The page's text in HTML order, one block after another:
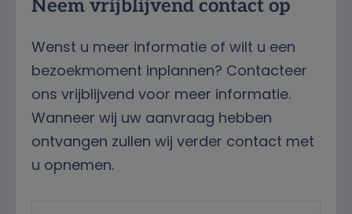
Neem vrijblijvend contact op
Wenst u meer informatie of wilt u een
bezoekmoment inplannen? Contacteer
ons vrijblijvend voor meer informatie.
Wanneer wij uw aanvraag hebben
ontvangen zullen wij verder contact met
u opnemen.